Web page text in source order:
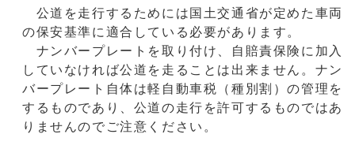
公道を走行するためには国土交通省が定めた車両
の保安基準に適合している必要があります。
ナンバープレートを取り付け、自賠責保険に加入
していなければ公道を走ることは出来ません。ナン
バープレート自体は軽自動車税（種別割）の管理を
するものであり、公道の走行を許可するものではあ
りませんのでご注意ください。